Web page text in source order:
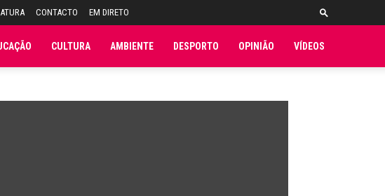
CONTACTO EM DIRETO
CULTURA AMBIENTE DESPORTO OPINIÃO VÍDEOS